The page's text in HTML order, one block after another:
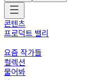
콘텐츠
프로덕트 밸리
요즘 작가들
컬렉션
물어봐